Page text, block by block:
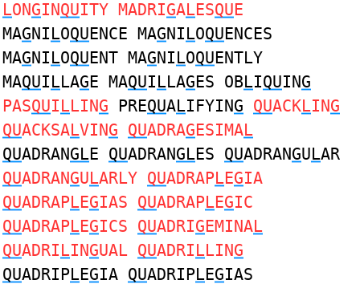
LONGINQUITY MADRIGALESQUE
MAGNILOQUENCE MAGNILOQUENCES
MAGNILOQUENT MAGNILOQUENTLY
MAQUILLAGE MAQUILLAGES OBLIQUING
PASQUILLING PREQUALIFYING QUACKLING
QUACKSALVING QUADRAGESIMAL
QUADRANGLE QUADRANGLES QUADRANGULAR
QUADRANGULARLY QUADRAPLEGIA
QUADRAPLEGIAS QUADRAPLEGIC
QUADRAPLEGICS QUADRIGEMINAL
QUADRILINGUAL QUADRILLING
QUADRIPLEGIA QUADRIPLEGIAS